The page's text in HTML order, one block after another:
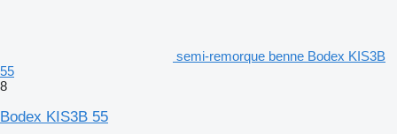
semi-remorque benne Bodex KIS3B
55
8
Bodex KIS3B 55